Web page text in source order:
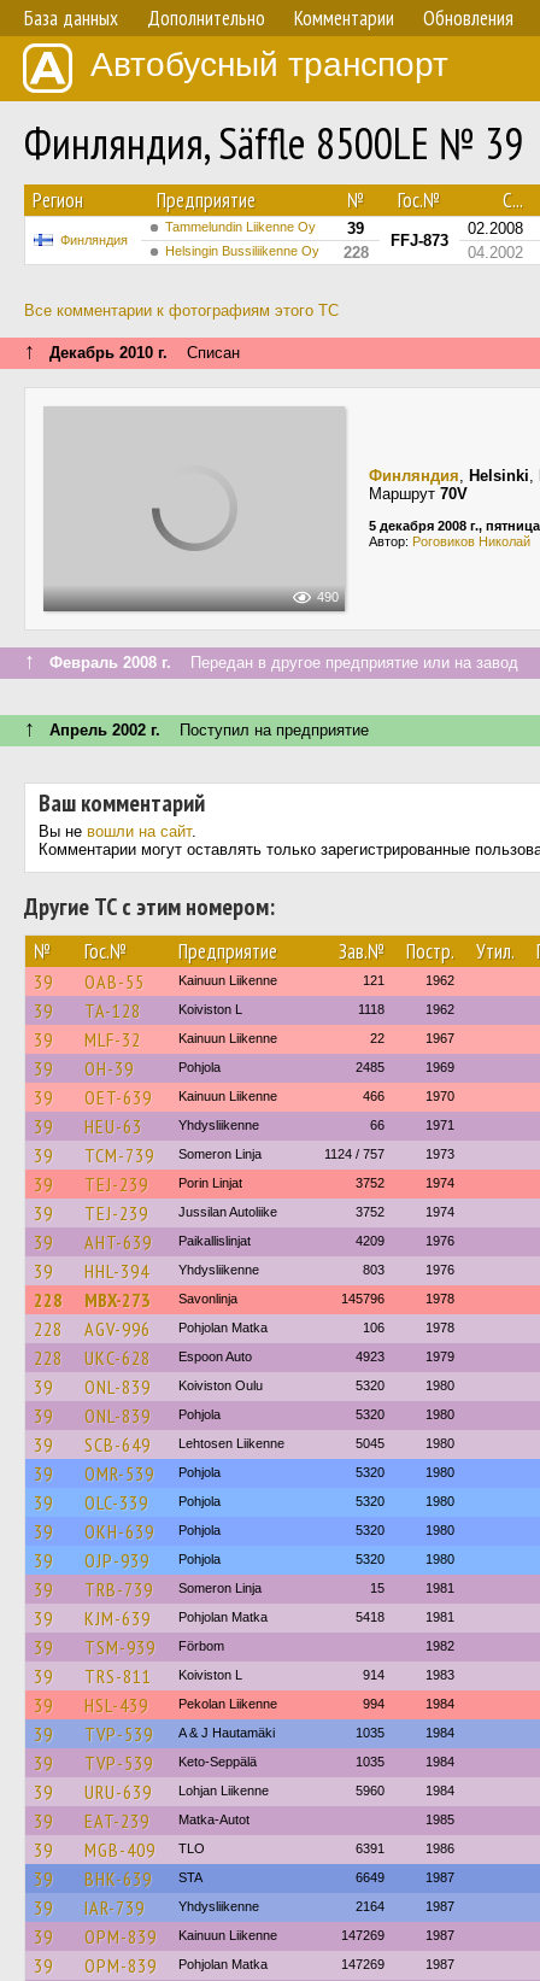
База данных Дополнительно Комментарии Обновления
Автобусный транспорт
Финляндия, Säffle 8500LE № 39
Регион Предприятие № Гос.№ С...
Финляндия
Tammelundin Liikenne Oy 39
FFJ-873
02.2008
Helsingin Bussiliikenne Oy 228 04.2002
Все комментарии к фотографиям этого ТС
↑ Декабрь 2010 г. Списан
490
Финляндия, Helsinki,
Маршрут 70V
5 декабря 2008 г., пятница
Автор: Роговиков Николай
↑ Февраль 2008 г. Передан в другое предприятие или на завод
↑ Апрель 2002 г. Поступил на предприятие
Ваш комментарий
Вы не вошли на сайт.
Комментарии могут оставлять только зарегистрированные
Другие ТС с этим номером:
№ Гос.№ Предприятие Зав.№ Постр. Утил.
39 OAB-55 Kainuun Liikenne 121 1962
39 TA-128 Koiviston L 1118 1962
39 MLF-32 Kainuun Liikenne 22 1967
39 OH-39 Pohjola 2485 1969
39 OET-639 Kainuun Liikenne 466 1970
39 HEU-63 Yhdysliikenne 66 1971
39 TCM-739 Someron Linja 1124 / 757 1973
39 TEJ-239 Porin Linjat 3752 1974
39 TEJ-239 Jussilan Autoliike 3752 1974
39 AHT-639 Paikallislinjat 4209 1976
39 HHL-394 Yhdysliikenne 803 1976
228 MBX-273 Savonlinja 145796 1978
228 AGV-996 Pohjolan Matka 106 1978
228 UKC-628 Espoon Auto 4923 1979
39 ONL-839 Koiviston Oulu 5320 1980
39 ONL-839 Pohjola 5320 1980
39 SCB-649 Lehtosen Liikenne 5045 1980
39 OMR-539 Pohjola 5320 1980
39 OLC-339 Pohjola 5320 1980
39 OKH-639 Pohjola 5320 1980
39 OJP-939 Pohjola 5320 1980
39 TRB-739 Someron Linja 15 1981
39 KJM-639 Pohjolan Matka 5418 1981
39 TSM-939 Förbom 1982
39 TRS-811 Koiviston L 914 1983
39 HSL-439 Pekolan Liikenne 994 1984
39 TVP-539 A & J Hautamäki 1035 1984
39 TVP-539 Keto-Seppälä 1035 1984
39 URU-639 Lohjan Liikenne 5960 1984
39 EAT-239 Matka-Autot 1985
39 MGB-409 TLO 6391 1986
39 BHK-639 STA 6649 1987
39 IAR-739 Yhdysliikenne 2164 1987
39 OPM-839 Kainuun Liikenne 147269 1987
39 OPM-839 Pohjolan Matka 147269 1987